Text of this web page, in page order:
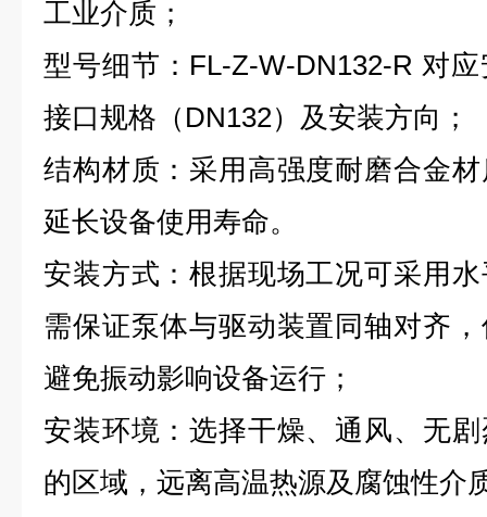
工业介质；
型号细节：FL-Z-W-DN132-R 对
接口规格（DN132）及安装方向；
结构材质：采用高强度耐磨合金
延长设备使用寿命。
安装方式：根据现场工况可采用
需保证泵体与驱动装置同轴对齐
避免振动影响设备运行；
安装环境：选择干燥、通风、无
的区域，远离高温热源及腐蚀性介